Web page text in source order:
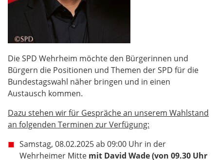
Die SPD Wehrheim möchte den Bürgerinnen und
Bürgern die Positionen und Themen der SPD für die
Bundestagswahl näher bringen und in einen
Austausch kommen.
Dazu stehen wir für Gespräche an unserem Wahlstand
an folgenden Terminen zur Verfügung:
Samstag, 08.02.2025 ab 09:00 Uhr in der
Wehrheimer Mitte mit David Wade (von 09.30 Uhr